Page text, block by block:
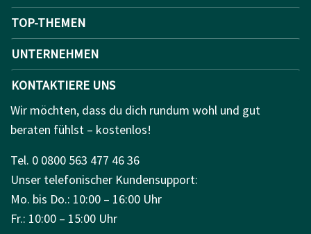
TOP-THEMEN
UNTERNEHMEN
KONTAKTIERE UNS
Wir möchten, dass du dich rundum wohl und gut
beraten fühlst – kostenlos!
Tel. 0 0800 563 477 46 36
Unser telefonischer Kundensupport:
Mo. bis Do.: 10:00 – 16:00 Uhr
Fr.: 10:00 – 15:00 Uhr